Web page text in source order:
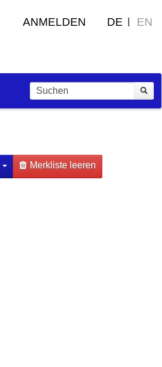
ANMELDEN DE EN
Merkliste leeren